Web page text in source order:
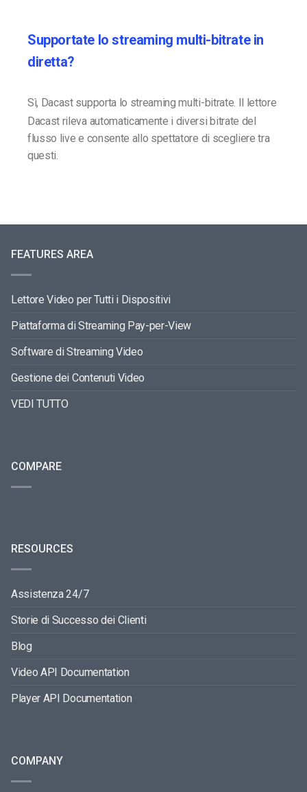
Supportate lo streaming multi-bitrate in
diretta?
Sì, Dacast supporta lo streaming multi-bitrate. Il lettore
Dacast rileva automaticamente i diversi bitrate del
flusso live e consente allo spettatore di scegliere tra
questi.
FEATURES AREA
Lettore Video per Tutti i Dispositivi
Piattaforma di Streaming Pay-per-View
Software di Streaming Video
Gestione dei Contenuti Video
VEDI TUTTO
COMPARE
RESOURCES
Assistenza 24/7
Storie di Successo dei Clienti
Blog
Video API Documentation
Player API Documentation
COMPANY